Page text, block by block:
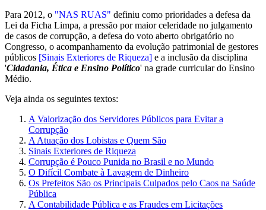
Para 2012, o "NAS RUAS" definiu como prioridades a defesa da
Lei da Ficha Limpa, a pressão por maior celeridade no julgamento
de casos de corrupção, a defesa do voto aberto obrigatório no
Congresso, o acompanhamento da evolução patrimonial de gestores
públicos [Sinais Exteriores de Riqueza] e a inclusão da disciplina
'Cidadania, Ética e Ensino Político' na grade curricular do Ensino
Médio.
Veja ainda os seguintes textos:
A Valorização dos Servidores Públicos para Evitar a
Corrupção
A Atuação dos Lobistas e Quem São
Sinais Exteriores de Riqueza
Corrupção é Pouco Punida no Brasil e no Mundo
O Difícil Combate à Lavagem de Dinheiro
Os Prefeitos São os Principais Culpados pelo Caos na Saúde
Pública
A Contabilidade Pública e as Fraudes em Licitações